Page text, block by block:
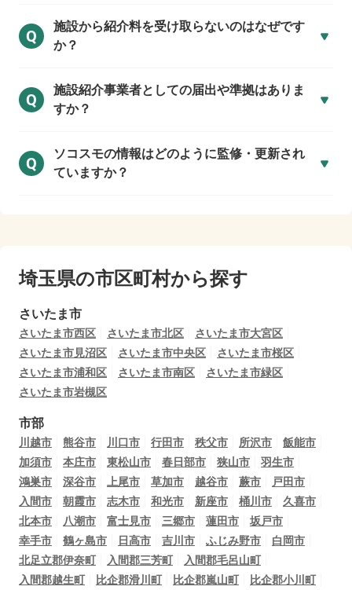
Q
施設から紹介料を受け取らないのはなぜです
か？
Q
施設紹介事業者としての届出や準拠はありま
すか？
Q
ソコスモの情報はどのように監修・更新され
ていますか？
埼玉県の市区町村から探す
さいたま市
さいたま市西区 さいたま市北区
さいたま市大宮区
さいたま市見沼区
さいたま市中央区
さいたま市桜区
さいたま市浦和区
さいたま市南区
さいたま市緑区
さいたま市岩槻区
市部
川越市 熊谷市 川口市 行田市 秩父市 所沢市
飯能市
加須市
本庄市 東松山市 春日部市 狭山市
羽生市
鴻巣市
深谷市 上尾市 草加市 越谷市 蕨市
戸田市
入間市
朝霞市 志木市 和光市 新座市 桶川市
久喜市
北本市
八潮市 富士見市 三郷市 蓮田市
坂戸市
幸手市
鶴ヶ島市 日高市 吉川市 ふじみ野市
白岡市
北足立郡伊奈町
入間郡三芳町
入間郡毛呂山町
入間郡越生町
比企郡滑川町 比企郡嵐山町
比企郡小川町